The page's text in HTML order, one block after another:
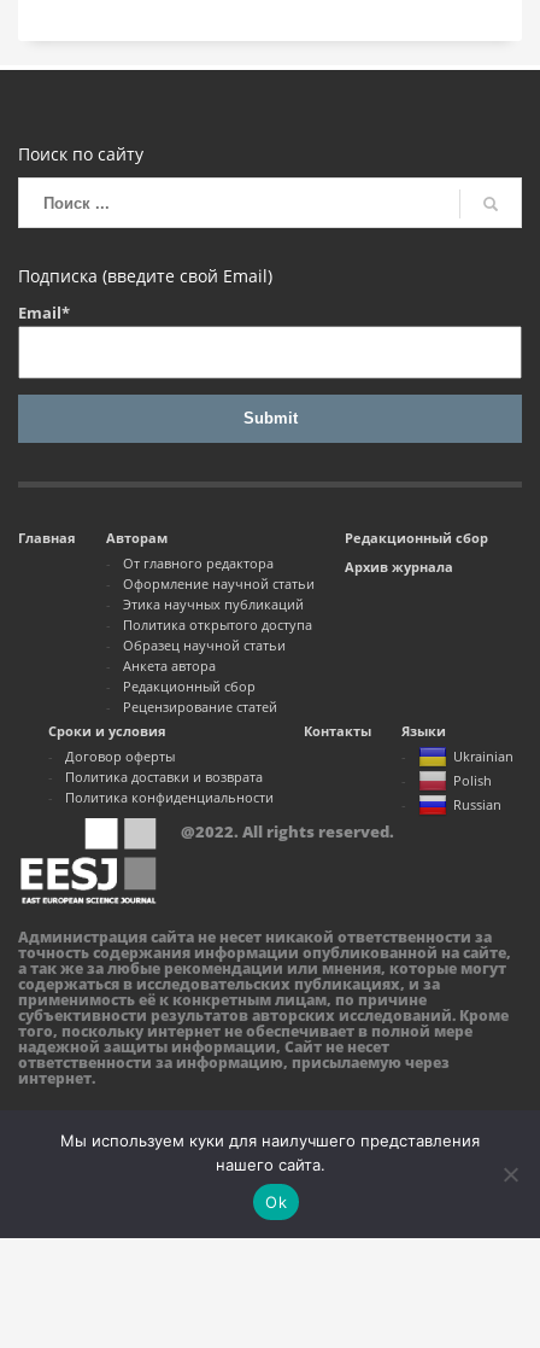
Поиск по сайту
Подписка (введите свой Email)
Email*
Главная
Авторам
От главного редактора
Оформление научной статьи
Этика научных публикаций
Политика открытого доступа
Образец научной статьи
Анкета автора
Редакционный сбор
Рецензирование статей
Редакционный сбор
Архив журнала
Сроки и условия
Договор оферты
Политика доставки и возврата
Политика конфиденциальности
Контакты
Языки
Ukrainian
Polish
Russian
@2022. All rights reserved.
Администрация сайта не несет никакой ответственности за
точность содержания информации опубликованной на сайте,
а так же за любые рекомендации или мнения, которые могут
содержаться в исследовательских публикациях, и за
применимость её к конкретным лицам, по причине
субъективности результатов авторских исследований. Кроме
того, поскольку интернет не обеспечивает в полной мере
надежной защиты информации, Сайт не несет
ответственности за информацию, присылаемую через
интернет.
Мы используем куки для наилучшего представления
нашего сайта.
Ok